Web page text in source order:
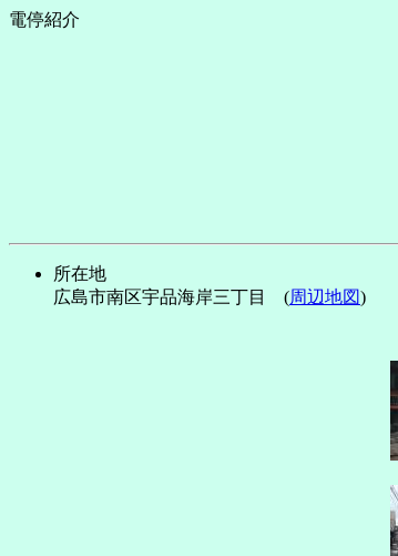
電停紹介
所在地
広島市南区宇品海岸三丁目 (周辺地図)